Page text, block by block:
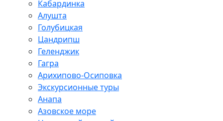
Кабардинка
Алушта
Голубицкая
Цандрипш
Геленджик
Гагра
Арихипово-Осиповка
Экскурсионные туры
Анапа
Азовское море